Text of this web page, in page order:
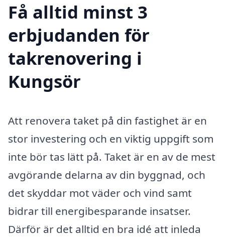
Få alltid minst 3
erbjudanden för
takrenovering i
Kungsör
Att renovera taket på din fastighet är en
stor investering och en viktig uppgift som
inte bör tas lätt på. Taket är en av de mest
avgörande delarna av din byggnad, och
det skyddar mot väder och vind samt
bidrar till energibesparande insatser.
Därför är det alltid en bra idé att inleda